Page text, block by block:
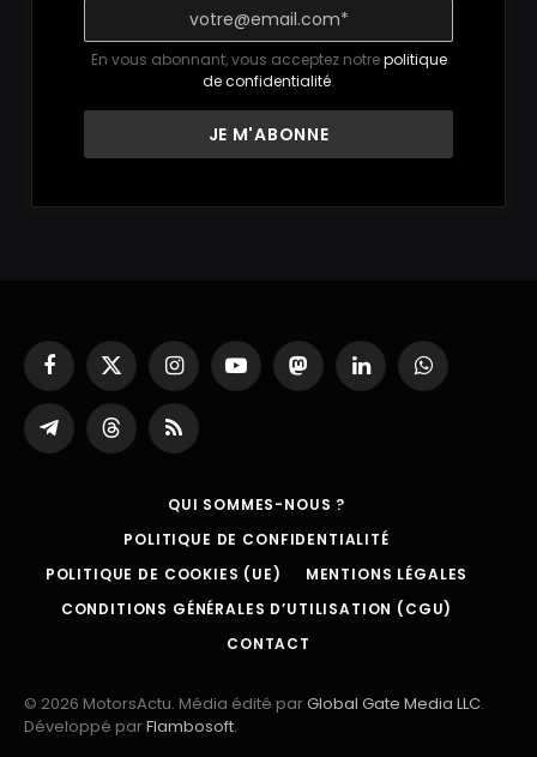
En vous abonnant, vous acceptez notrepolitique
de confidentialité.
Facebook
X
(Twitter)
InstagramYouTubeMastodonLinkedInWhatsApp
Partager
sur
ThreadsRSS
QUI SOMMES-NOUS ?
POLITIQUE DE CONFIDENTIALITÉ
POLITIQUE DE COOKIES (UE)
MENTIONS LÉGALES
CONDITIONS GÉNÉRALES D’UTILISATION (CGU)
CONTACT
© 2026 MotorsActu. Média édité parGlobal Gate Media LLC.
Développé parFlambosoft.